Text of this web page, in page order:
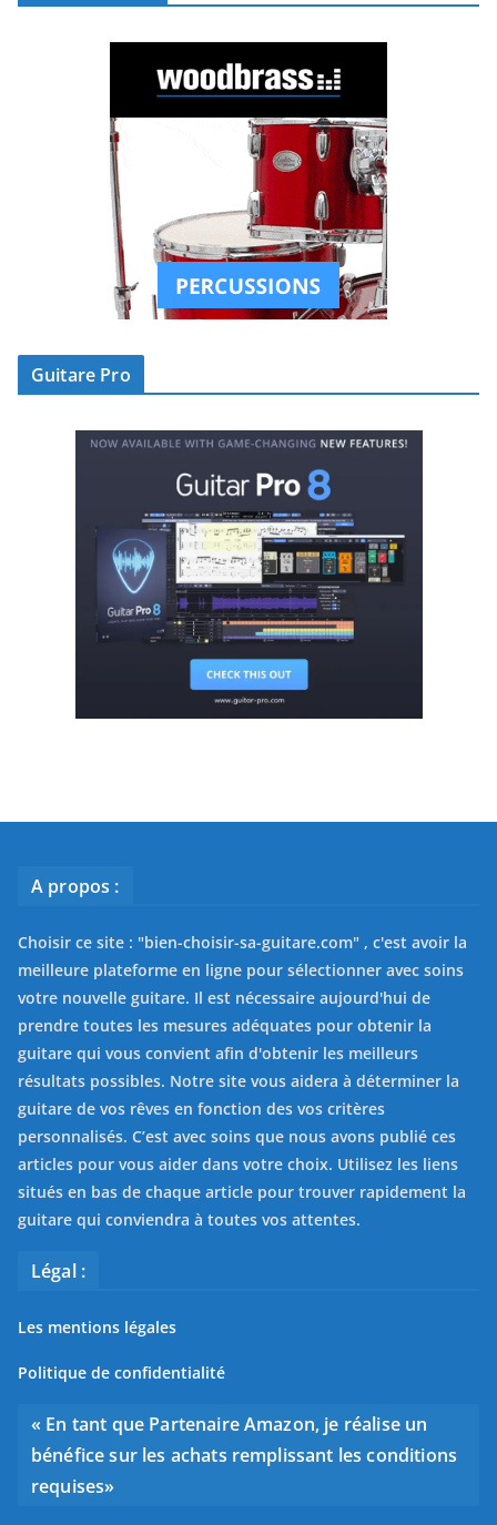
Guitare Pro
A propos :
Choisir ce site : "bien-choisir-sa-guitare.com" , c'est avoir la
meilleure plateforme en ligne pour sélectionner avec soins
votre nouvelle guitare. Il est nécessaire aujourd'hui de
prendre toutes les mesures adéquates pour obtenir la
guitare qui vous convient afin d'obtenir les meilleurs
résultats possibles. Notre site vous aidera à déterminer la
guitare de vos rêves en fonction des vos critères
personnalisés. C’est avec soins que nous avons publié ces
articles pour vous aider dans votre choix. Utilisez les liens
situés en bas de chaque article pour trouver rapidement la
guitare qui conviendra à toutes vos attentes.
Légal :
Les mentions légales
Politique de confidentialité
« En tant que Partenaire Amazon, je réalise un
bénéfice sur les achats remplissant les conditions
requises»